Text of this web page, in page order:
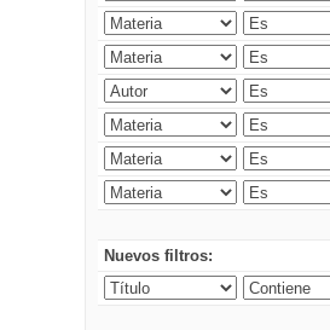
Nuevos filtros: